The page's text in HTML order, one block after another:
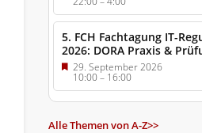
5. FCH Fachtagung IT-
2026: DORA Praxis &
29. September 2026
10:00– 16:00
Alle Themen von A-Z>>